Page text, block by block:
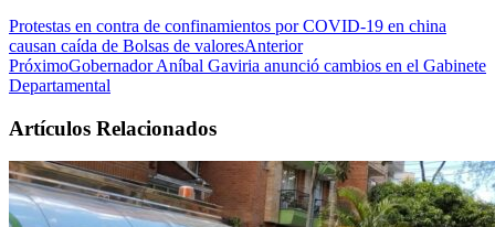
Protestas en contra de confinamientos por COVID-19 en china
causan caída de Bolsas de valoresAnterior
PróximoGobernador Aníbal Gaviria anunció cambios en el Gabinete
Departamental
Artículos Relacionados